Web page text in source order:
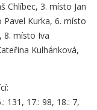
Chlíbec, 3. místo Jan
Kurka, 6. místo
8. místo Iva
Kulhánková,
131, 17.: 98, 18.: 7,